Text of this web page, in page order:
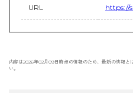
URL https://
内容は2026年02月09日時点の情報のため、最新の情報
い。